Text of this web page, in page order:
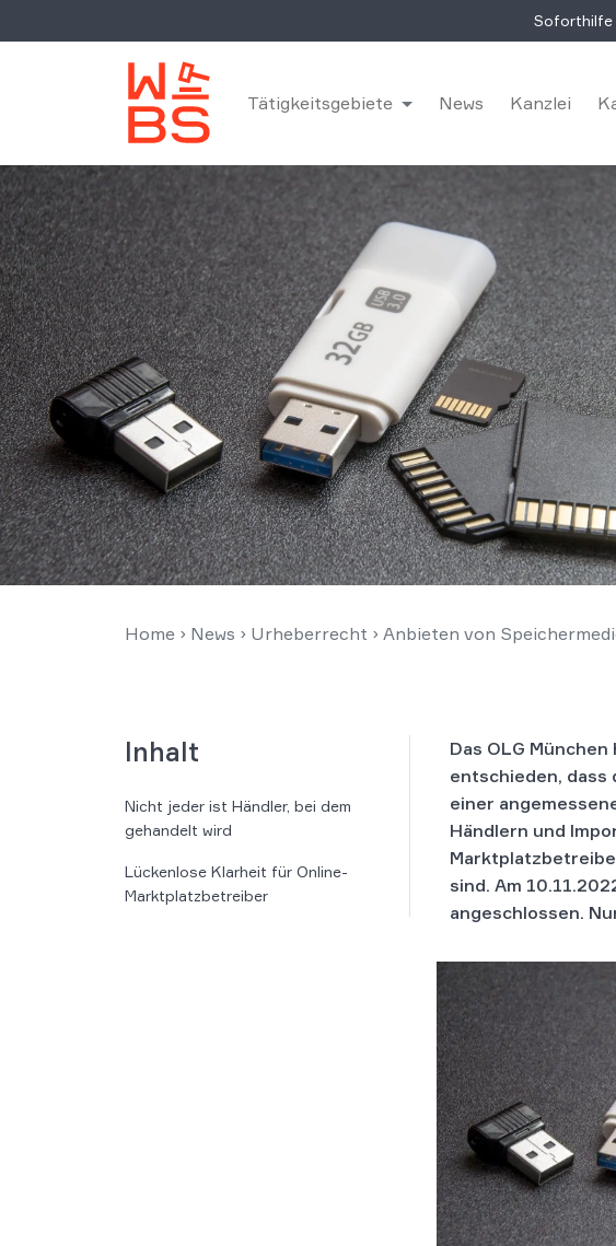
Soforthilfe
Tätigkeitsgebiete News Kanzlei
Home › News › Urheberrecht › Anbieten von
Inhalt
Nicht jeder ist Händler, bei dem
gehandelt wird
Lückenlose Klarheit für Online-
Marktplatzbetreiber
Das OLG
entschieden, dass
einer
Händlern und
sind. Am
angeschlossen.